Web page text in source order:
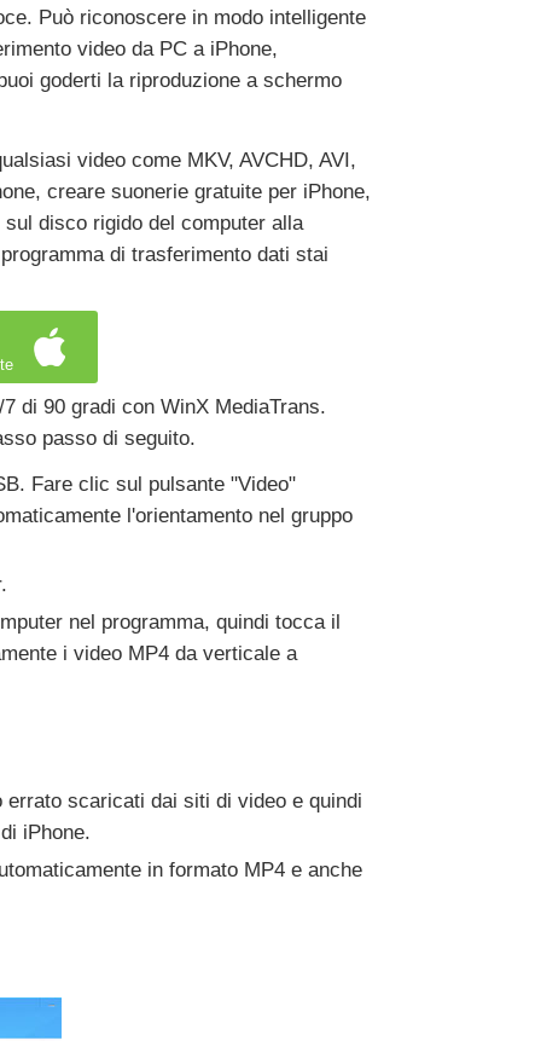
Può riconoscere in modo intelligente
video da PC a iPhone,
goderti la riproduzione a schermo
video come MKV, AVCHD, AVI,
creare suonerie gratuite per iPhone,
disco rigido del computer alla
di trasferimento dati stai
di 90 gradi con WinX MediaTrans.
passo di seguito.
Fare clic sul pulsante "Video"
l'orientamento nel gruppo
nel programma, quindi tocca il
i video MP4 da verticale a
scaricati dai siti di video e quindi
iPhone.
in formato MP4 e anche